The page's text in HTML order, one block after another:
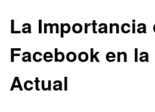
La Importancia
Facebook en
Actual